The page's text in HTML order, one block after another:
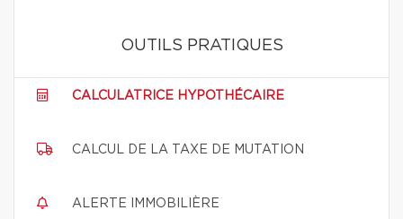
OUTILS PRATIQUES
CALCULATRICE HYPOTHÉCAIRE
CALCUL DE LA TAXE DE MUTATION
ALERTE IMMOBILIÈRE